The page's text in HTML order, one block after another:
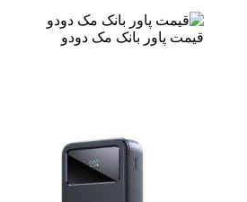
قیمت پاور بانک مک دودو